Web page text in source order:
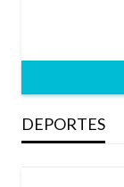
DEPORTES